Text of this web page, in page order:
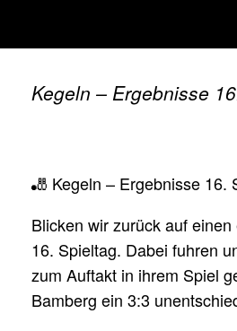
Kegeln – Ergebnisse
🎳 Kegeln – Ergebnisse 16.
Blicken wir zurück auf
16. Spieltag. Dabei fuhren
zum Auftakt in ihrem Spiel
Bamberg ein 3:3